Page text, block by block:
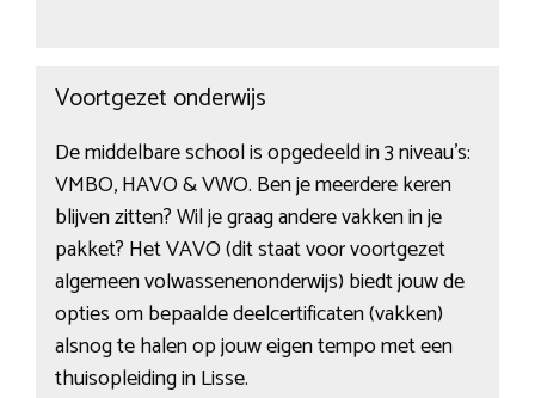
Voortgezet onderwijs
De middelbare school is opgedeeld in 3 niveau’s:
VMBO, HAVO & VWO. Ben je meerdere keren
blijven zitten? Wil je graag andere vakken in je
pakket? Het VAVO (dit staat voor voortgezet
algemeen volwassenenonderwijs) biedt jouw de
opties om bepaalde deelcertificaten (vakken)
alsnog te halen op jouw eigen tempo met een
thuisopleiding in Lisse.